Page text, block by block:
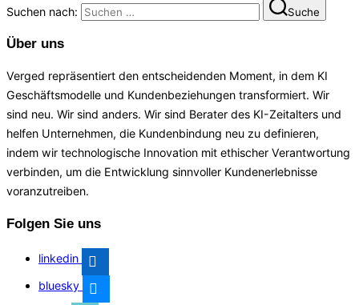
Suchen nach: Suche
Über uns
Verged repräsentiert den entscheidenden Moment, in dem KI
Geschäftsmodelle und Kundenbeziehungen transformiert. Wir
sind neu. Wir sind anders. Wir sind Berater des KI-Zeitalters und
helfen Unternehmen, die Kundenbindung neu zu definieren,
indem wir technologische Innovation mit ethischer Verantwortung
verbinden, um die Entwicklung sinnvoller Kundenerlebnisse
voranzutreiben.
Folgen Sie uns
linkedin
bluesky